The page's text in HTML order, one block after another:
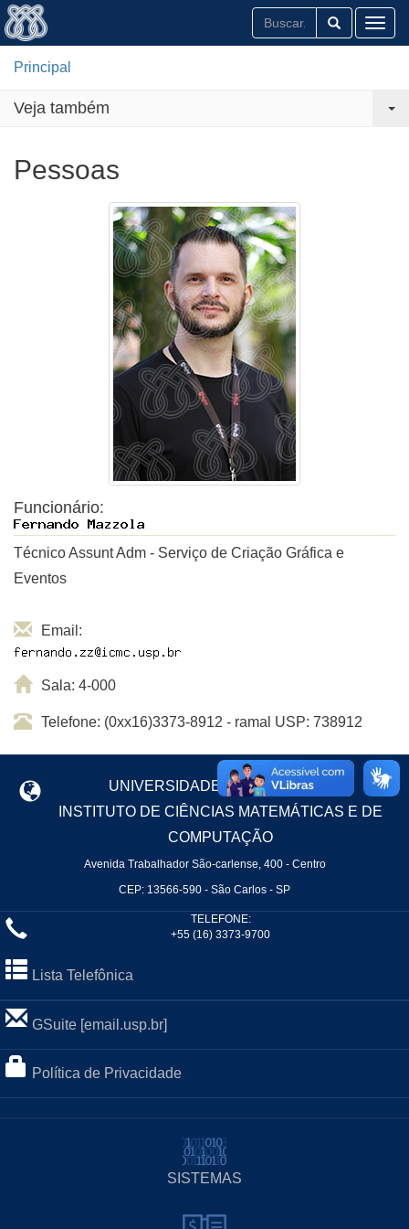
Principal
Veja também
Pessoas
Funcionário:
Técnico Assunt Adm - Serviço de Criação Gráfica e
Eventos
Email:
Sala: 4-000
Telefone: (0xx16)3373-8912 - ramal USP: 738912
UNIVERSIDADE DE SÃO PAULO
INSTITUTO DE CIÊNCIAS MATEMÁTICAS E DE
COMPUTAÇÃO
Avenida Trabalhador São-carlense, 400 - Centro
CEP: 13566-590 - São Carlos - SP
TELEFONE:
+55 (16) 3373-9700
Lista Telefônica
GSuite [email.usp.br]
Política de Privacidade
SISTEMAS